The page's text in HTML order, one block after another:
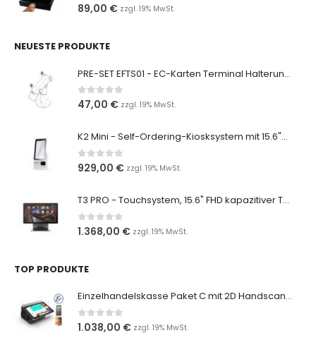
0out of 5
89,00 € zzgl. 19% MwSt.
NEUESTE PRODUKTE
PRE-SET EFTS01 - EC-Karten Terminal Halterung für CCV Base-Next
0 out of 5
47,00 € zzgl. 19% MwSt.
K2 Mini - Self-Ordering-Kiosksystem mit 15.6"-Multi Touch-Display
0out of 5
929,00 € zzgl. 19% MwSt.
T3 PRO - Touchsystem, 15.6" FHD kapazitiver Touchscreen
0 out of 5
1.368,00 € zzgl. 19% MwSt.
TOP PRODUKTE
Einzelhandelskasse Paket C mit 2D Handscanner
0 out of 5
1.038,00 € zzgl. 19% MwSt.